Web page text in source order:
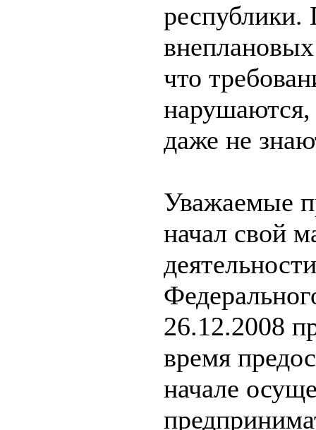
республики.
что
нарушаются,
даже не
Уважаемые
начал свой
26.12.2008
время
начале